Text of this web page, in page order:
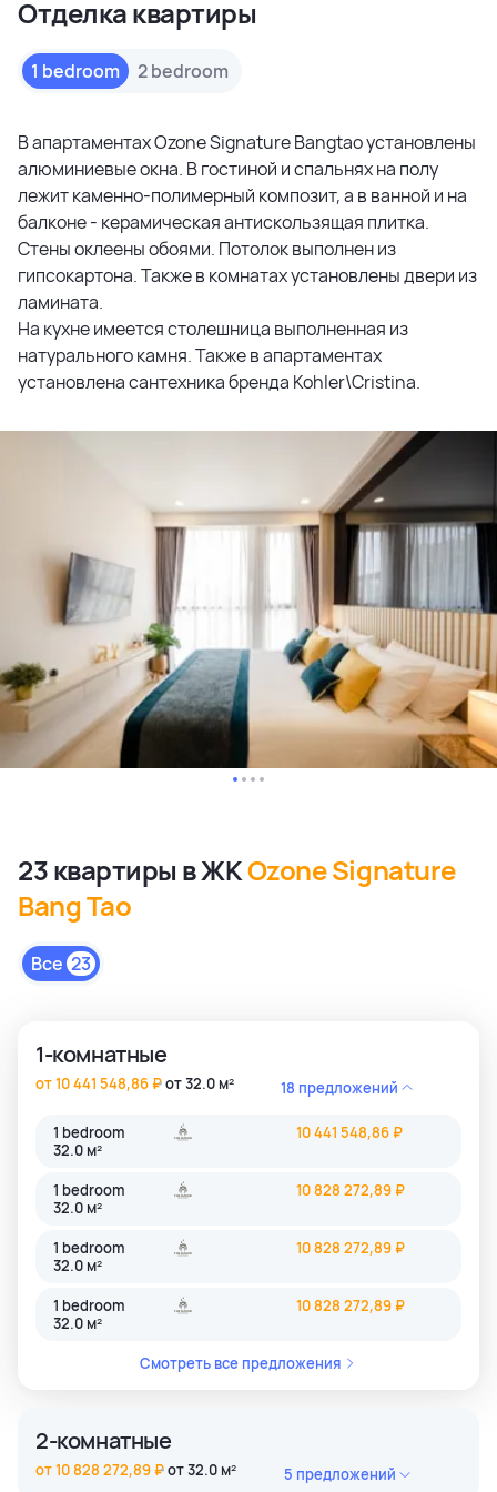
Отделка квартиры
1 bedroom 2 bedroom
В апартаментах Ozone Signature Bangtao установлены
алюминиевые окна. В гостиной и спальнях на полу
лежит каменно-полимерный композит, а в ванной и на
балконе - керамическая антискользящая плитка.
Стены оклеены обоями. Потолок выполнен из
гипсокартона. Также в комнатах установлены двери из
ламината.
На кухне имеется столешница выполненная из
натурального камня. Также в апартаментах
установлена сантехника бренда Kohler\Cristina.
23 квартиры в ЖКOzone Signature
Bang Tao
Все 23
1-комнатные
от 32.0 м²
от 10 441 548,86 ₽ 18 предложений
1 bedroom
32.0 м²
10 441 548,86 ₽
1 bedroom
32.0 м²
10 828 272,89 ₽
1 bedroom
32.0 м²
10 828 272,89 ₽
1 bedroom
32.0 м²
10 828 272,89 ₽
Смотреть все предложения
2-комнатные
от 32.0 м²
от 10 828 272,89 ₽ 5 предложений